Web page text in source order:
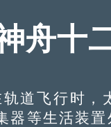
舟十
飞行时，
器等生活装